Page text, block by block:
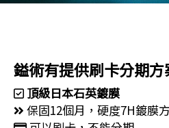
鎰術有提供刷卡分期方
頂級日本石英鍍膜
保固12個月，硬度7H鍍膜